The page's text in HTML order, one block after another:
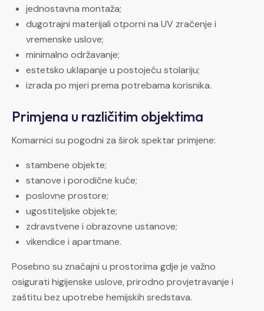
jednostavna montaža;
dugotrajni materijali otporni na UV zračenje i
vremenske uslove;
minimalno održavanje;
estetsko uklapanje u postojeću stolariju;
izrada po mjeri prema potrebama korisnika.
Primjena u različitim objektima
Komarnici su pogodni za širok spektar primjene:
stambene objekte;
stanove i porodične kuće;
poslovne prostore;
ugostiteljske objekte;
zdravstvene i obrazovne ustanove;
vikendice i apartmane.
Posebno su značajni u prostorima gdje je važno
osigurati higijenske uslove, prirodno provjetravanje i
zaštitu bez upotrebe hemijskih sredstava.